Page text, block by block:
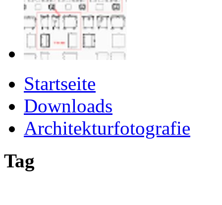
Startseite
Downloads
Architekturfotografie
Tag